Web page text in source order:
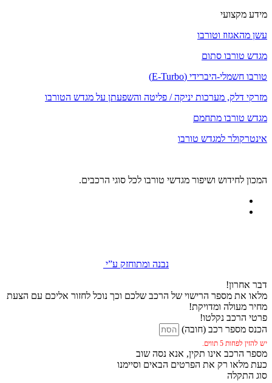
מידע מקצועי
עשן מהאגזוז וטורבו
מגדש טורבו סתום
טורבו חשמלי-היברידי (E-Turbo)
מזרקי דלק, מערכות יניקה / פליטה והשפעתן על מגדש הטורבו
מגדש טורבו מתחמם
אינטרקולר למגדש טורבו
המכון לחידוש ושיפור מגדשי טורבו לכל סוגי הרכבים.
נבנה ומתוחזק ע”י
דבר אחרון!
מלאו את מספר הרישוי של הרכב שלכם וכך נוכל לחזור אליכם עם הצעת
מחיר מעולה ומדויקת!
פרטי הרכב נקלטו!
הכנס מספר רכב (חובה)
יש להזין לפחות 5 תווים.
מספר הרכב אינו תקין, אנא נסה שוב
כעת מלאו רק את הפרטים הבאים וסיימנו
סוג התקלה